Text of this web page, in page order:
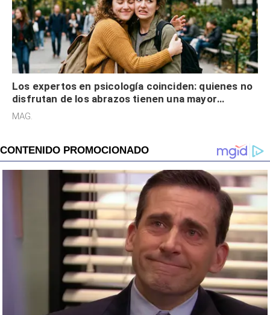
Los expertos en psicología coinciden: quienes no
disfrutan de los abrazos tienen una mayor
sensibilidad a los estímulos físicos y no es por
MAG.